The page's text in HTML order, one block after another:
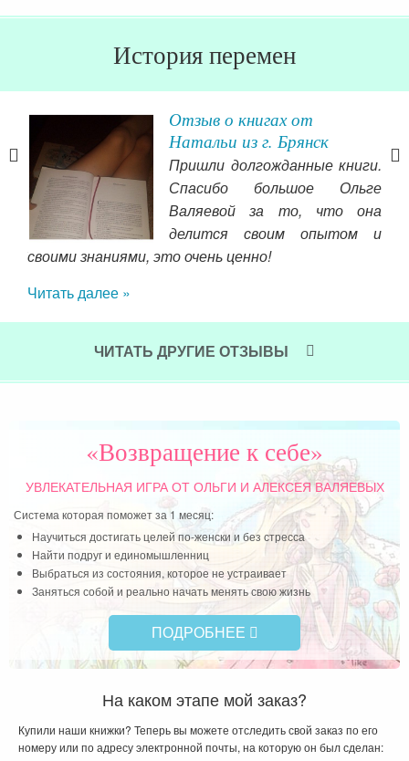
История перемен
Отзыв о книгах от
Натальи из г. Брянск
Пришли долгожданные книги.
Спасибо большое Ольге
Валяевой за то, что она
делится своим опытом и
своими знаниями, это очень ценно!
Читать далее »
ЧИТАТЬ ДРУГИЕ ОТЗЫВЫ
«Возвращение к себе»
УВЛЕКАТЕЛЬНАЯ ИГРАОТ ОЛЬГИ И АЛЕКСЕЯ ВАЛЯЕВЫХ
Система которая поможет за 1 месяц:
Научиться достигать целей по-женски и без стресса
Найти подруг и единомышленниц
Выбраться из состояния, которое не устраивает
Заняться собой и реально начать менять свою жизнь
ПОДРОБНЕЕ
На каком этапе мой заказ?
Купили наши книжки? Теперь вы можете отследить свой заказ по его
номеру или по адресу электронной почты, на которую он был сделан: